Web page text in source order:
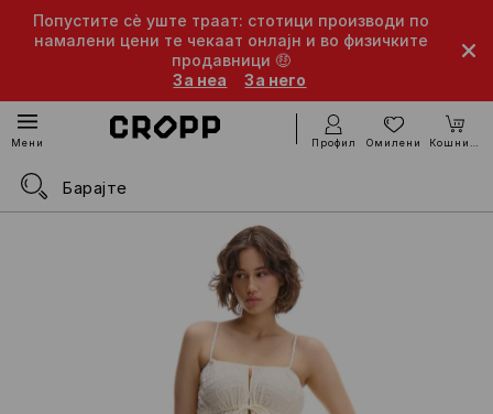
Попустите сè уште траат: стотици производи по
намалени цени те чекаат онлајн и во физичките
продавници 🤑
За неа
За него
Мени Профил Омилени Кошничка